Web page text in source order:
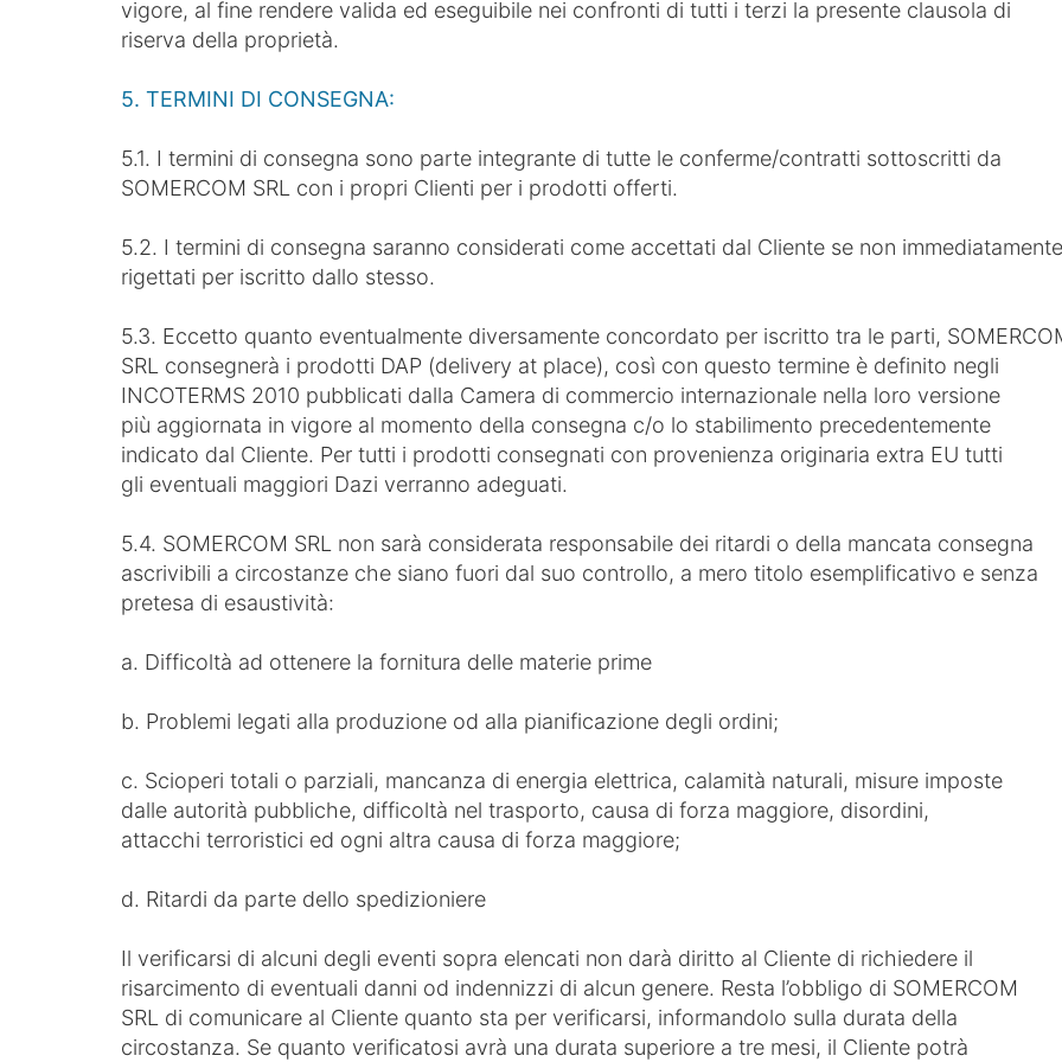
vigore, al fine rendere valida ed eseguibile nei confronti di tutti i terzi la presente clausola di
riserva della proprietà.
5. TERMINI DI CONSEGNA:
5.1. I termini di consegna sono parte integrante di tutte le conferme/contratti sottoscritti da
SOMERCOM SRL con i propri Clienti per i prodotti offerti.
5.2. I termini di consegna saranno considerati come accettati dal Cliente se non immediatamente
rigettati per iscritto dallo stesso.
5.3. Eccetto quanto eventualmente diversamente concordato per iscritto tra le parti,
SRL consegnerà i prodotti DAP (delivery at place), così con questo termine è definito negli
INCOTERMS 2010 pubblicati dalla Camera di commercio internazionale nella loro versione
più aggiornata in vigore al momento della consegna c/o lo stabilimento precedentemente
indicato dal Cliente. Per tutti i prodotti consegnati con provenienza originaria extra EU tutti
gli eventuali maggiori Dazi verranno adeguati.
5.4. SOMERCOM SRL non sarà considerata responsabile dei ritardi o della mancata consegna
ascrivibili a circostanze che siano fuori dal suo controllo, a mero titolo esemplificativo e senza
pretesa di esaustività:
a. Difficoltà ad ottenere la fornitura delle materie prime
b. Problemi legati alla produzione od alla pianificazione degli ordini;
c. Scioperi totali o parziali, mancanza di energia elettrica, calamità naturali, misure imposte
dalle autorità pubbliche, difficoltà nel trasporto, causa di forza maggiore, disordini,
attacchi terroristici ed ogni altra causa di forza maggiore;
d. Ritardi da parte dello spedizioniere
Il verificarsi di alcuni degli eventi sopra elencati non darà diritto al Cliente di richiedere il
risarcimento di eventuali danni od indennizzi di alcun genere. Resta l’obbligo di SOMERCOM
SRL di comunicare al Cliente quanto sta per verificarsi, informandolo sulla durata della
circostanza. Se quanto verificatosi avrà una durata superiore a tre mesi, il Cliente potrà